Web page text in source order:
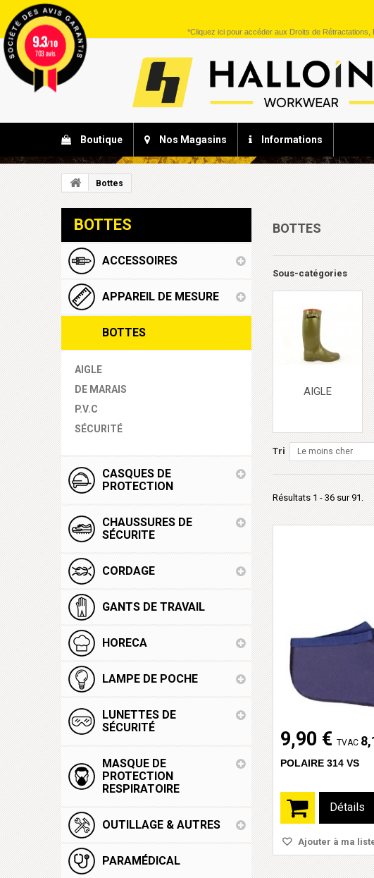
*Cliquez icipour accéder aux Droits de Rétractations,
Boutique Nos Magasins Informations
Bottes
BOTTES
ACCESSOIRES
APPAREIL DE MESURE
BOTTES
AIGLE
DE MARAIS
P.V.C
SÉCURITÉ
CASQUES DE
PROTECTION
CHAUSSURES DE
SÉCURITE
CORDAGE
GANTS DE TRAVAIL
HORECA
LAMPE DE POCHE
LUNETTES DE
SÉCURITÉ
MASQUE DE
PROTECTION
RESPIRATOIRE
OUTILLAGE & AUTRES
PARAMÉDICAL
BOTTES
Sous-catégories
AIGLE
Tri Le moins cher
Résultats 1 - 36 sur 91.
9,90 € TVAC
POLAIRE 314 VS
Détails
Ajouter à ma
9.3/10
703 avis